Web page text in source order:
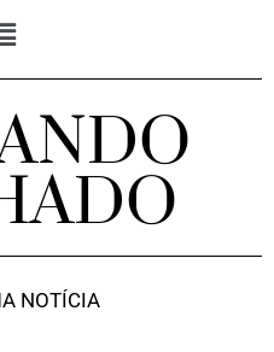
NOTÍCIA